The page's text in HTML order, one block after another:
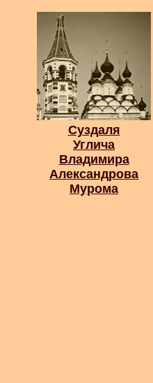
Суздаля
Углича
Владимира
Александрова
Мурома